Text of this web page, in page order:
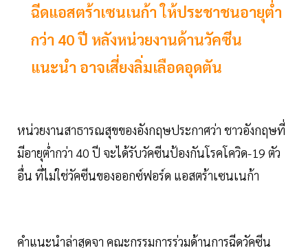
ฉีดแอสตร้าเซนเนก้า ให้ประชาชนอายุต่ำ
กว่า 40 ปี หลังหน่วยงานด้านวัคซีน
แนะนำ อาจเสี่ยงลิ่มเลือดอุดตัน
หน่วยงานสาธารณสุขของอังกฤษประกาศว่า ชาวอังกฤษที่
มีอายุต่ำกว่า 40 ปี จะได้รับวัคซีนป้องกันโรคโควิด-19 ตัว
อื่น ที่ไม่ใช่วัคซีนของออกซ์ฟอร์ด แอสตร้าเซนเนก้า
คำแนะนำล่าสุดจา คณะกรรมการร่วมด้านการฉีดวัคซีน